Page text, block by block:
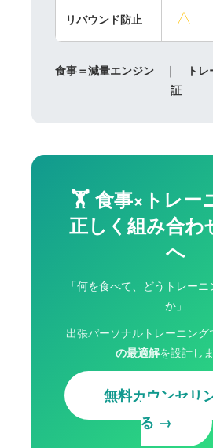
リバウンド防止 △
食事＝減量エンジン ｜ トレ
証
🏋️ 食事×トレー
正しく組み合わ
へ
「何を食べて、どうトレー
か」
出張パーソナルトレーニング
の最適解を設計しま
無料カウンセリ
る →